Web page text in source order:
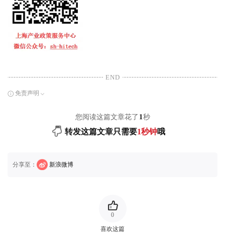
END
免责声明
您阅读这篇文章花了 1 秒
转发这篇文章只需要1秒钟哦
分享至： 新浪微博
喜欢这篇
0